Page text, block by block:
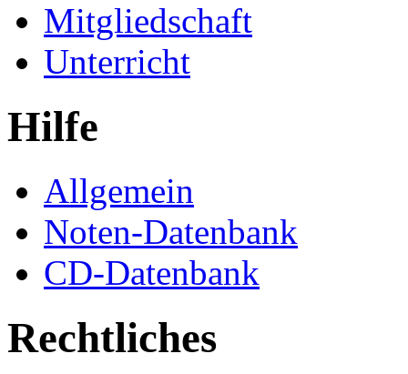
Mitgliedschaft
Unterricht
Hilfe
Allgemein
Noten-Datenbank
CD-Datenbank
Rechtliches